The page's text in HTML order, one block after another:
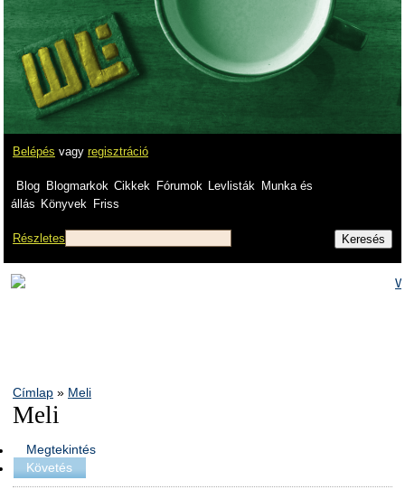
Belépés vagy regisztráció
Blog Blogmarkok Cikkek Fórumok Levlisták
Munka és
állás Könyvek Friss
Részletes
Címlap » Meli
Meli
Megtekintés
Követés